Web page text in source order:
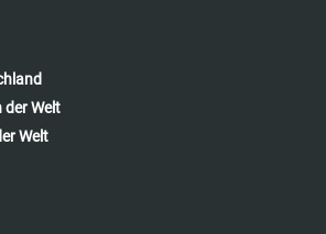
der Welt
Welt